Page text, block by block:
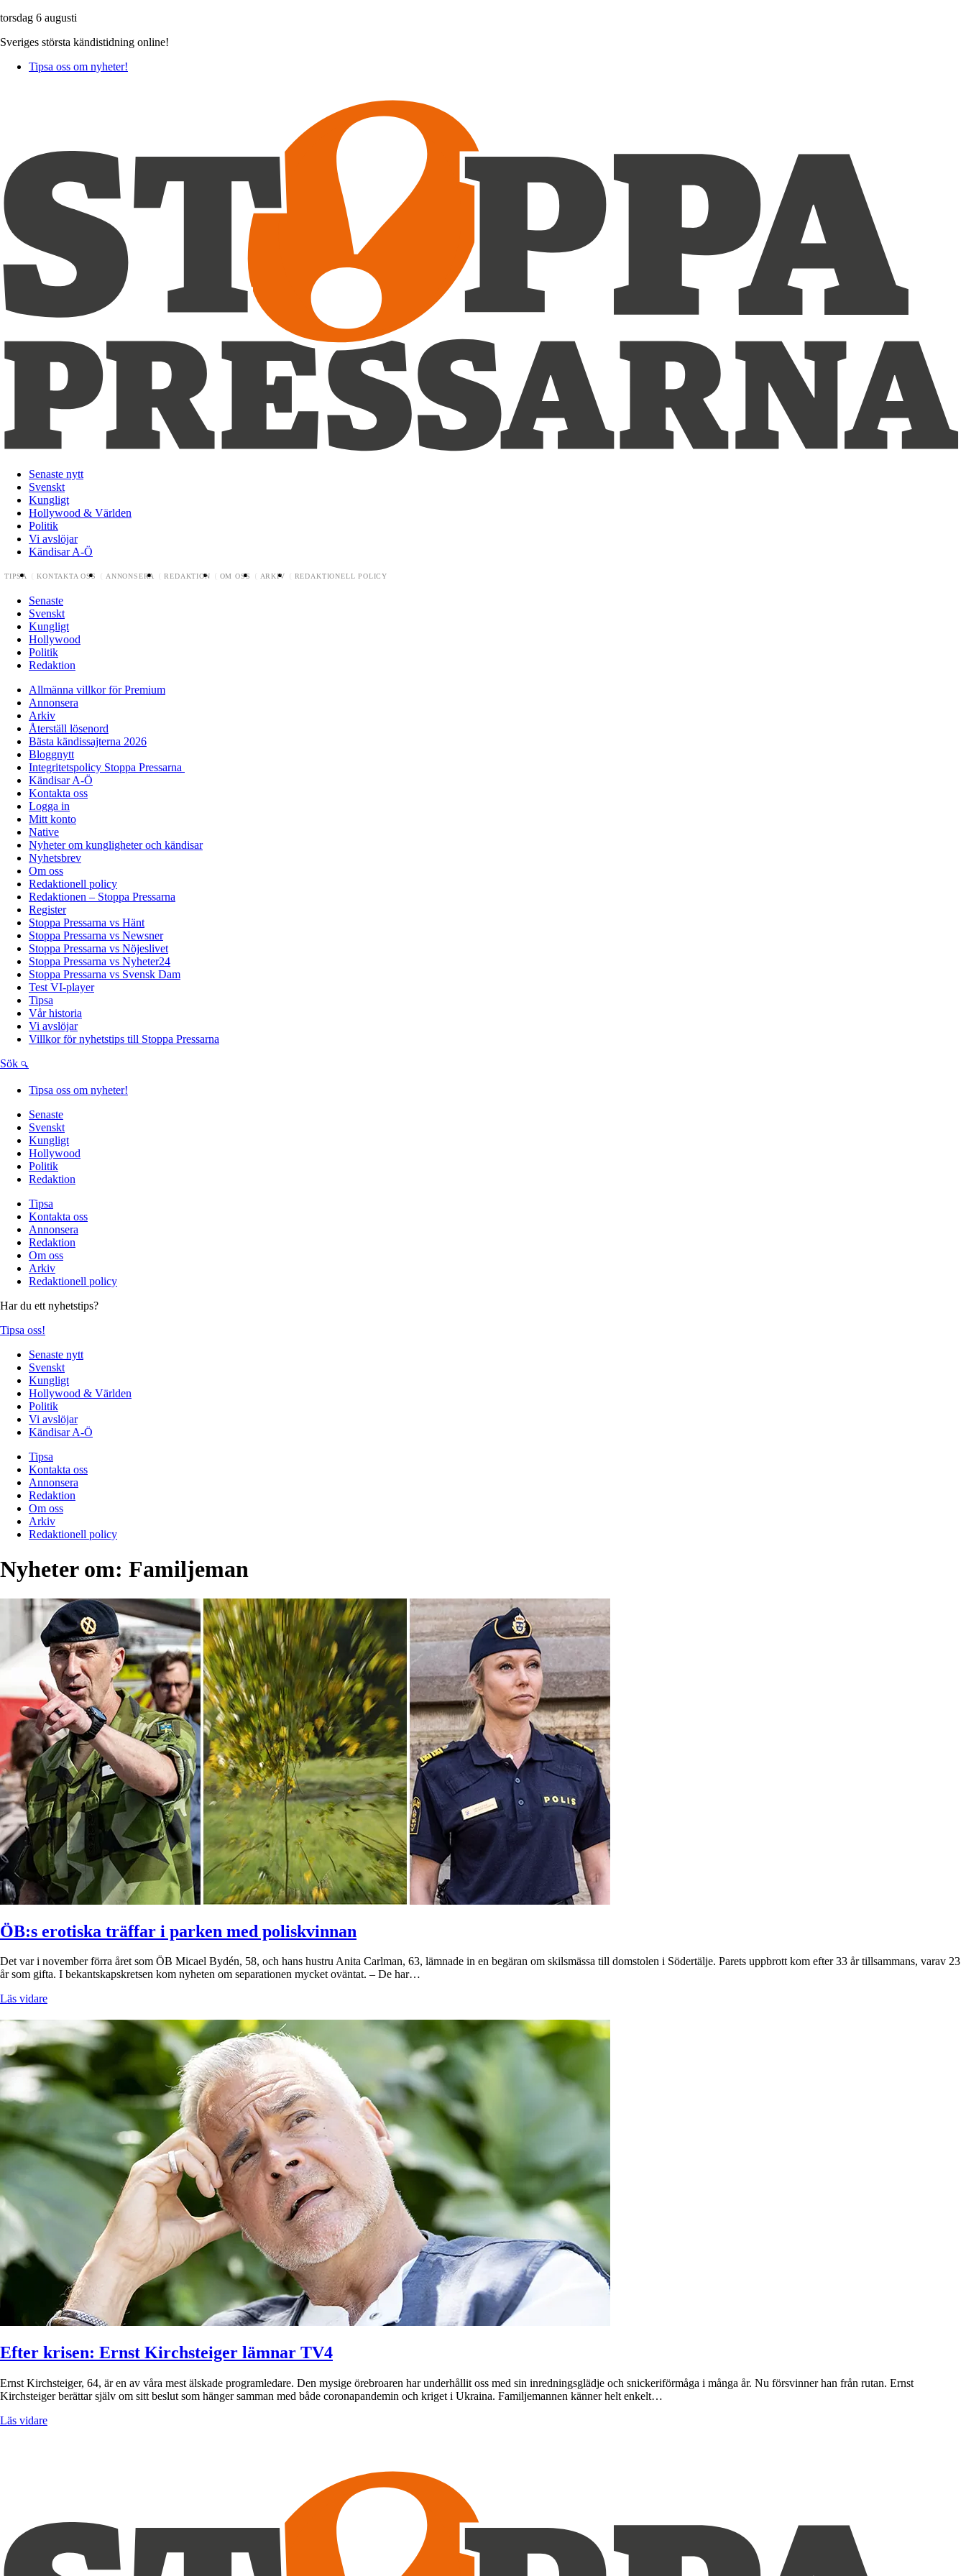
torsdag 6 augusti
Sveriges största kändistidning online!
Tipsa oss om nyheter!
Senaste nytt
Svenskt
Kungligt
Hollywood & Världen
Politik
Vi avslöjar
Kändisar A-Ö
TIPSA KONTAKTA OSS ANNONSERA REDAKTION OM OSS ARKIV REDAKTIONELL POLICY
Senaste
Svenskt
Kungligt
Hollywood
Politik
Redaktion
Allmänna villkor för Premium
Annonsera
Arkiv
Återställ lösenord
Bästa kändissajterna 2026
Bloggnytt
Integritetspolicy Stoppa Pressarna
Kändisar A-Ö
Kontakta oss
Logga in
Mitt konto
Native
Nyheter om kungligheter och kändisar
Nyhetsbrev
Om oss
Redaktionell policy
Redaktionen – Stoppa Pressarna
Register
Stoppa Pressarna vs Hänt
Stoppa Pressarna vs Newsner
Stoppa Pressarna vs Nöjeslivet
Stoppa Pressarna vs Nyheter24
Stoppa Pressarna vs Svensk Dam
Test VI-player
Tipsa
Vår historia
Vi avslöjar
Villkor för nyhetstips till Stoppa Pressarna
Sök
Tipsa oss om nyheter!
Senaste
Svenskt
Kungligt
Hollywood
Politik
Redaktion
Tipsa
Kontakta oss
Annonsera
Redaktion
Om oss
Arkiv
Redaktionell policy
Har du ett nyhetstips?
Tipsa oss!
Senaste nytt
Svenskt
Kungligt
Hollywood & Världen
Politik
Vi avslöjar
Kändisar A-Ö
Tipsa
Kontakta oss
Annonsera
Redaktion
Om oss
Arkiv
Redaktionell policy
Nyheter om: Familjeman
ÖB:s erotiska träffar i parken med poliskvinnan
Det var i november förra året som ÖB Micael Bydén, 58, och hans hustru Anita Carlman, 63, lämnade in en begäran om skilsmässa till domstolen i Södertälje. Parets uppbrott kom efter 33 år tillsammans, varav 23
år som gifta. I bekantskapskretsen kom nyheten om separationen mycket oväntat. – De har…
Läs vidare
Efter krisen: Ernst Kirchsteiger lämnar TV4
Ernst Kirchsteiger, 64, är en av våra mest älskade programledare. Den mysige örebroaren har underhållit oss med sin inredningsglädje och snickeriförmåga i många år. Nu försvinner han från rutan. Ernst
Kirchsteiger berättar själv om sitt beslut som hänger samman med både coronapandemin och kriget i Ukraina. Familjemannen känner helt enkelt…
Läs vidare